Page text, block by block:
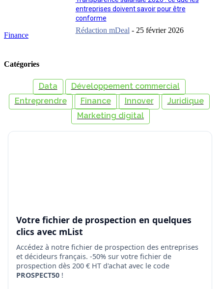
Finance
entreprises doivent savoir pour être
conforme
Rédaction mDeal - 25 février 2026
Catégories
Data
Développement commercial
Entreprendre
Finance Innover
Juridique
Marketing digital
Votre fichier de prospection en quelques
clics avec mList
Accédez à notre fichier de prospection des entreprises
et décideurs français. -50% sur votre fichier de
prospection dès 200 € HT d'achat avec le code
PROSPECT50 !